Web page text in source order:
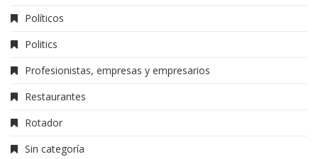
Políticos
Politics
Profesionistas, empresas y empresarios
Restaurantes
Rotador
Sin categoría